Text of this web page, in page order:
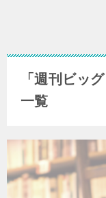
「週刊ビッ
一覧